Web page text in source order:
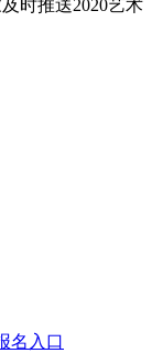
时推送2020艺术
名入口